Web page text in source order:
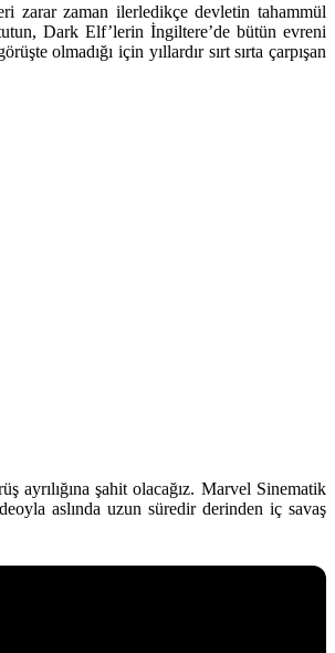
zarar zaman ilerledikçe devletin tahammül
Dark Elf’lerin İngiltere’de bütün evreni
olmadığı için yıllardır sırt sırta çarpışan
ayrılığına şahit olacağız. Marvel Sinematik
aslında uzun süredir derinden iç savaş